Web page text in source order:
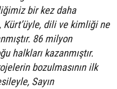
bir kez daha
dili ve kimliği ne
86 milyon
halkları kazanmıştır.
bozulmasının ilk
Sayın